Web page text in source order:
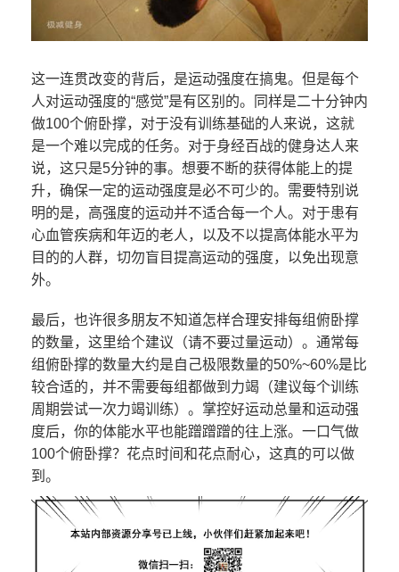
这一连贯改变的背后，是运动强度在搞鬼。但是每个
人对运动强度的“感觉”是有区别的。同样是二十分钟内
做100个俯卧撑，对于没有训练基础的人来说，这就
是一个难以完成的任务。对于身经百战的健身达人来
说，这只是5分钟的事。想要不断的获得体能上的提
升，确保一定的运动强度是必不可少的。需要特别说
明的是，高强度的运动并不适合每一个人。对于患有
心血管疾病和年迈的老人，以及不以提高体能水平为
目的的人群，切勿盲目提高运动的强度，以免出现意
外。
最后，也许很多朋友不知道怎样合理安排每组俯卧撑
的数量，这里给个建议（请不要过量运动）。通常每
组俯卧撑的数量大约是自己极限数量的50%~60%是比
较合适的，并不需要每组都做到力竭（建议每个训练
周期尝试一次力竭训练）。掌控好运动总量和运动强
度后，你的体能水平也能蹭蹭蹭的往上涨。一口气做
100个俯卧撑？花点时间和花点耐心，这真的可以做
到。